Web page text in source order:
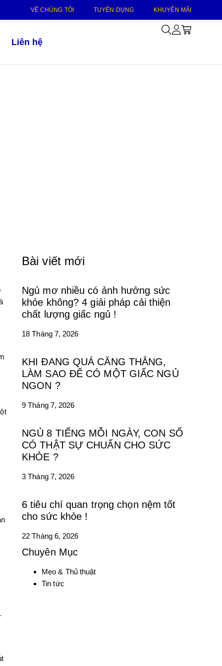
VỀ CHÚNG TÔI TUYỂN DỤNG KHUYẾN MÃI
Liên hệ
Bài viết mới
Ngủ mơ nhiều có ảnh hưởng sức
khỏe không? 4 giải pháp cải thiện
chất lượng giấc ngủ !
18 Tháng 7, 2026
KHI ĐANG QUÁ CĂNG THẲNG,
LÀM SAO ĐỂ CÓ MỘT GIẤC NGỦ
NGON ?
9 Tháng 7, 2026
NGỦ 8 TIẾNG MỖI NGÀY, CON SỐ
CÓ THẬT SỰ CHUẨN CHO SỨC
KHỎE ?
3 Tháng 7, 2026
6 tiêu chí quan trọng chọn nệm tốt
cho sức khỏe !
22 Tháng 6, 2026
Chuyên Mục
Mẹo & Thủ thuật
Tin tức